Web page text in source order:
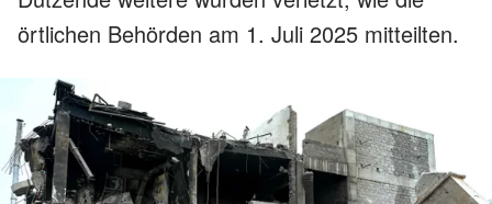
örtlichen Behörden am 1. Juli 2025 mitteilten.